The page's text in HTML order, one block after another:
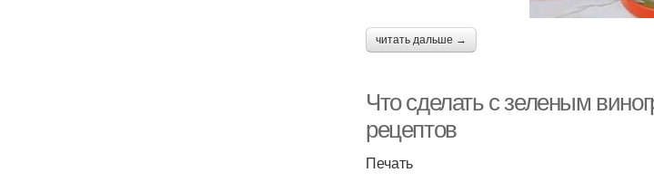
читать дальше →
Что сделать с зеленым
рецептов
Печать